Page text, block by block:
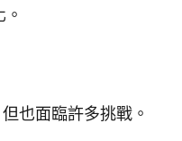
也面臨許多挑戰。